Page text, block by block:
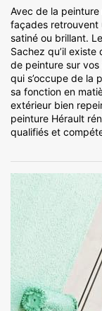
Avec de la
façades retrouvent
satiné ou brillant.
Sachez qu’il
de peinture sur
qui s’occupe de la
sa fonction en
extérieur bien
peinture Hérault
qualifiés et